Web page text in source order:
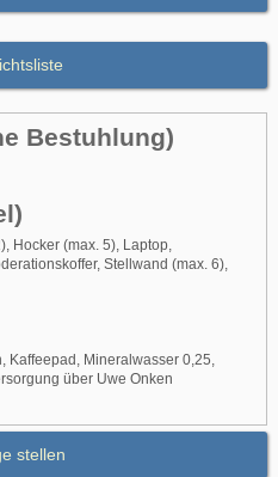
Bestuhlung)
Hocker (max. 5), Laptop,
Stellwand (max. 6),
Kaffeepad, Mineralwasser 0,25,
über Uwe Onken
stellen